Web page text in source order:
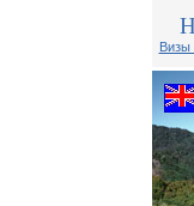
Визы